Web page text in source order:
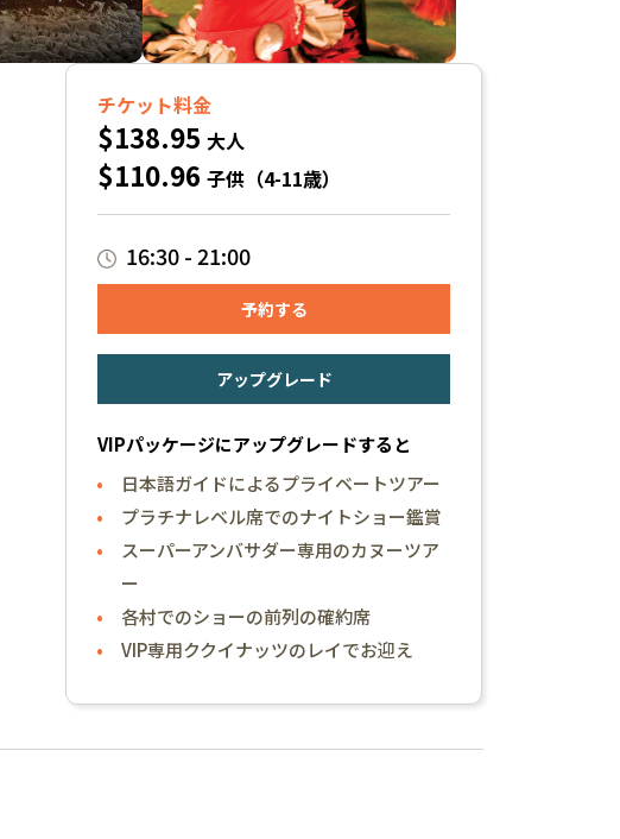
チケット料金
$138.95 大人
$110.96 子供（4-11歳）
16:30 - 21:00
予約する
アップグレード
VIPパッケージにアップグレードすると
日本語ガイドによるプライベートツアー
プラチナレベル席でのナイトショー鑑賞
スーパーアンバサダー専用のカヌーツア
ー
各村でのショーの前列の確約席
VIP専用ククイナッツのレイでお迎え